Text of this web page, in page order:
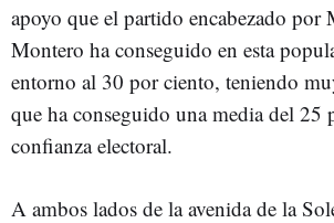
apoyo que el partido encabezado por
Montero ha conseguido en esta
entorno al 30 por ciento, teniendo
que ha conseguido una media del 25
confianza electoral.
A ambos lados de la avenida de la